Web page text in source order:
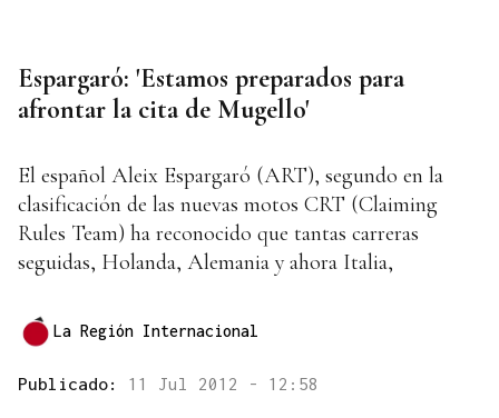
Espargaró: 'Estamos preparados para
afrontar la cita de Mugello'
El español Aleix Espargaró (ART), segundo en la
clasificación de las nuevas motos CRT (Claiming
Rules Team) ha reconocido que tantas carreras
seguidas, Holanda, Alemania y ahora Italia,
La Región Internacional
Publicado: 11 Jul 2012 - 12:58